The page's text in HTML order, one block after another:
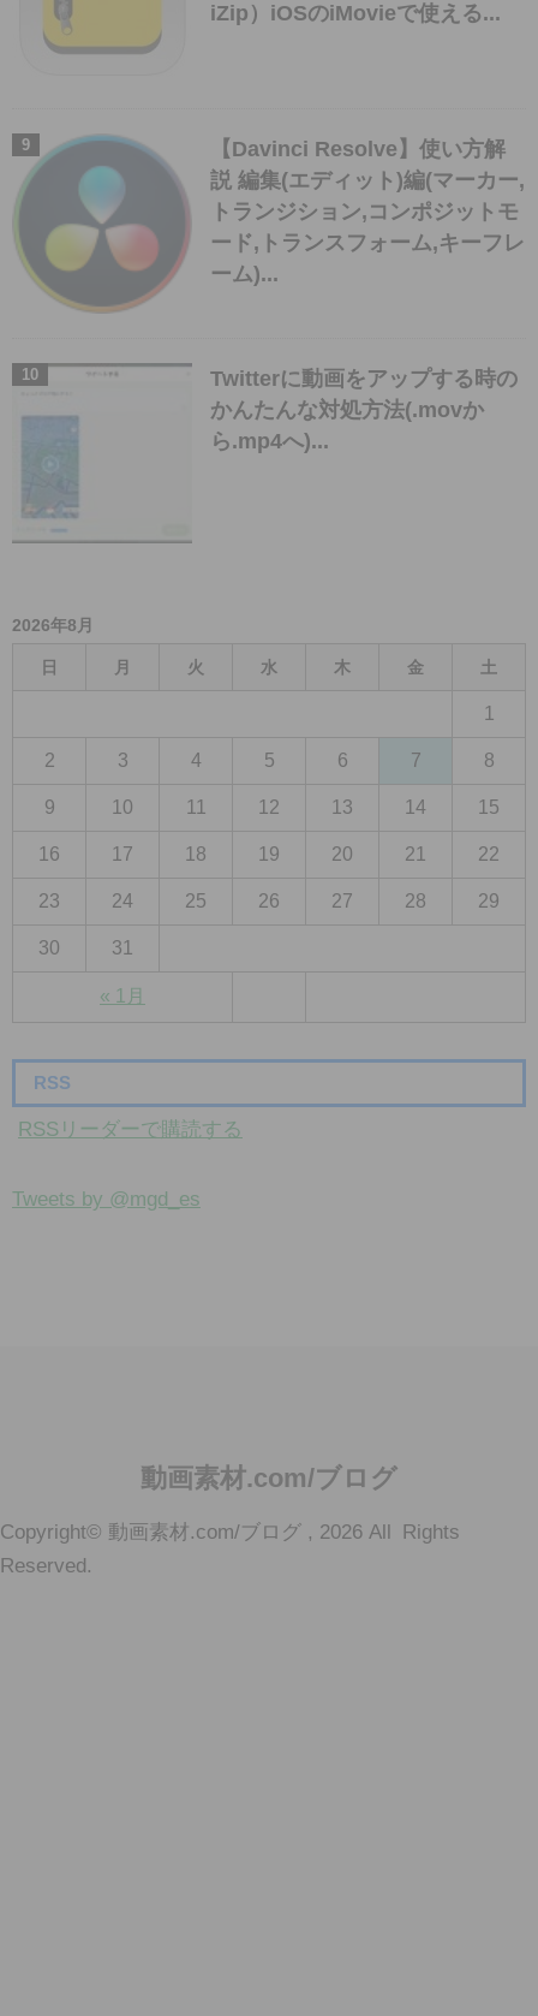
iZip）iOSのiMovieで使える...
【Davinci Resolve】使い方解
説 編集(エディット)編(マーカー,
トランジション,コンポジットモ
ード,トランスフォーム,キーフレ
ーム)...
Twitterに動画をアップする時の
かんたんな対処方法(.movか
ら.mp4へ)...
2026年8月
日 月 火 水 木 金 土
« 1月
1
2 3 4 5 6 7 8
9 10 11 12 13 14 15
16 17 18 19 20 21 22
23 24 25 26 27 28 29
30 31
RSS
RSSリーダーで購読する
Tweets by @mgd_es
動画素材.com/ブログ
動画素材ダウンロード配布・VJ 4K2K CG・書籍「動画素材123」、PV・
MV、映像制作関連、Mac・iPhone・iPad。動画素材.com/ブログ
Copyright© 動画素材.com/ブログ , 2026 All Rights
Reserved.